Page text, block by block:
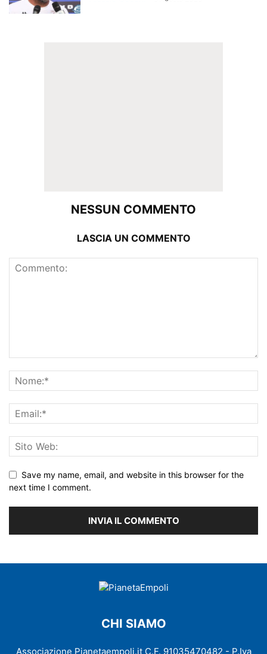
NESSUN COMMENTO
LASCIA UN COMMENTO
Save my name, email, and website in this browser for the
next time I comment.
CHI SIAMO
Associazione Pianetaempoli.it C.F. 91035470482 - P.Iva